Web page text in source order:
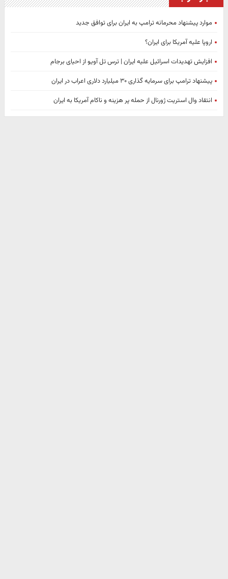
موارد پیشنهاد محرمانه ترامپ به ایران برای توافق جدید
اروپا علیه آمریکا برای ایران؟
افزایش تهدیدات اسرائیل علیه ایران | ترس تل آویو از احیای برجام
پیشنهاد ترامپ برای سرمایه گذاری ۳۰ میلیارد دلاری اعراب در ایران
انتقاد وال استریت ژورنال از حمله پر هزینه و ناکام آمریکا به ایران